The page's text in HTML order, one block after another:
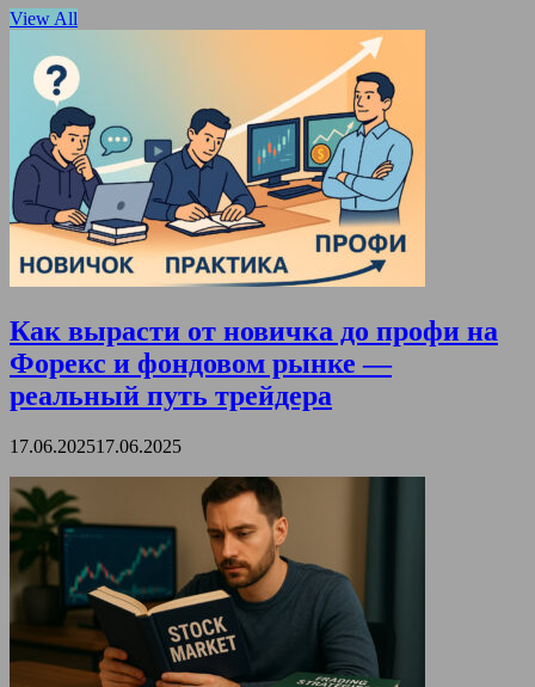
View All
Как вырасти от новичка до профи на
Форекс и фондовом рынке —
реальный путь трейдера
17.06.202517.06.2025